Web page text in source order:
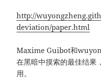
http://
deviation/paper.html
Maxime Guibot和
在黑暗中摸索的最佳结果
用。